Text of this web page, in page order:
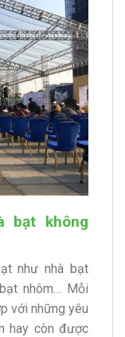
bạt không
như nhà bạt
nhôm… Mỗi
với những yêu
hay còn được